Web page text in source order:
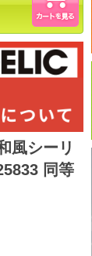
風シーリ
同等